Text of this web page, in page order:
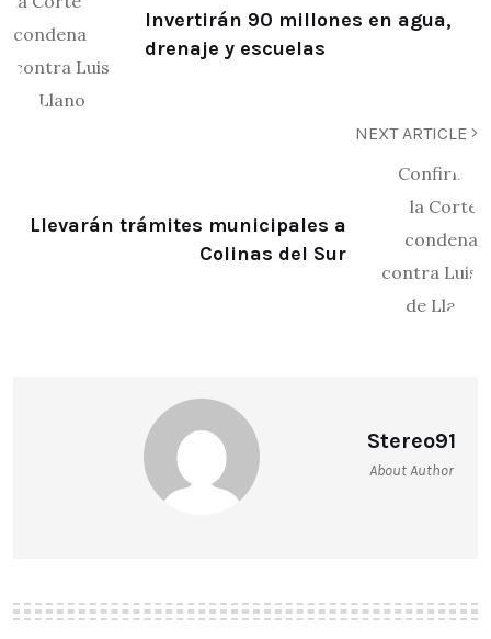
Invertirán 90 millones en agua,
drenaje y escuelas
NEXT ARTICLE
Llevarán trámites municipales a
Colinas del Sur
Stereo91
About Author